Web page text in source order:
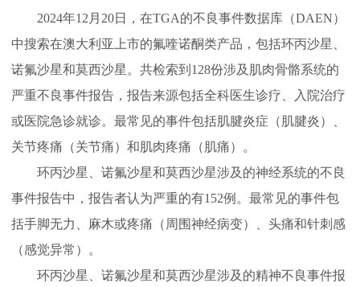
2024年12月20日，在TGA的不良事件数据库（DAEN）
中搜索在澳大利亚上市的氟喹诺酮类产品，包括环丙沙星、
诺氟沙星和莫西沙星。共检索到128份涉及肌肉骨骼系统的
严重不良事件报告，报告来源包括全科医生诊疗、入院治疗
或医院急诊就诊。最常见的事件包括肌腱炎症（肌腱炎）、
关节疼痛（关节痛）和肌肉疼痛（肌痛）。
环丙沙星、诺氟沙星和莫西沙星涉及的神经系统的不良
事件报告中，报告者认为严重的有152例。最常见的事件包
括手脚无力、麻木或疼痛（周围神经病变）、头痛和针刺感
（感觉异常）。
环丙沙星、诺氟沙星和莫西沙星涉及的精神不良事件报